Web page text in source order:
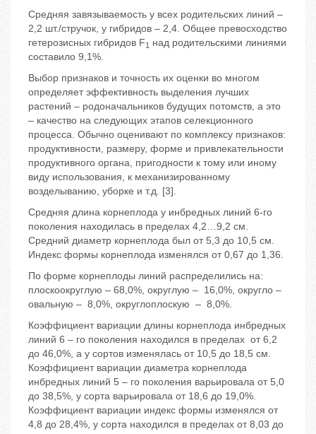
Средняя завязываемость у всех родительских линий –
2,2 шт./стручок, у гибридов – 2,4. Общее превосходство
гетерозисных гибридов F1 над родительскими линиями
составило 9,1%.
Выбор признаков и точность их оценки во многом
определяет эффективность выделения лучших
растений – родоначальников будущих потомств, а это
– качество на следующих этапов селекционного
процесса. Обычно оценивают по комплексу признаков:
продуктивности, размеру, форме и привлекательности
продуктивного органа, пригодности к тому или иному
виду использования, к механизированному
возделыванию, уборке и т.д. [3].
Средняя длина корнеплода у инбредных линий 6-го
поколения находилась в пределах 4,2…9,2 см.
Средний диаметр корнеплода был от 5,3 до 10,5 см.
Индекс формы корнеплода изменялся от 0,67 до 1,36.
По форме корнеплоды линий распределились на:
плоскоокруглую – 68,0%, округлую – 16,0%, округло –
овальную – 8,0%, округлоплоскую – 8,0%.
Коэффициент вариации длины корнеплода инбредных
линий 6 – го поколения находился в пределах от 6,2
до 46,0%, а у сортов изменялась от 10,5 до 18,5 см.
Коэффициент вариации диаметра корнеплода
инбредных линий 5 – го поколения варьировала от 5,0
до 38,5%, у сорта варьировала от 18,6 до 19,0%.
Коэффициент вариации индекс формы изменялся от
4,8 до 28,4%, у сорта находился в пределах от 8,03 до